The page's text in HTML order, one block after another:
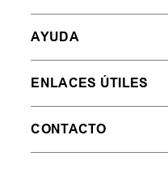
AYUDA
ENLACES ÚTILES
CONTACTO